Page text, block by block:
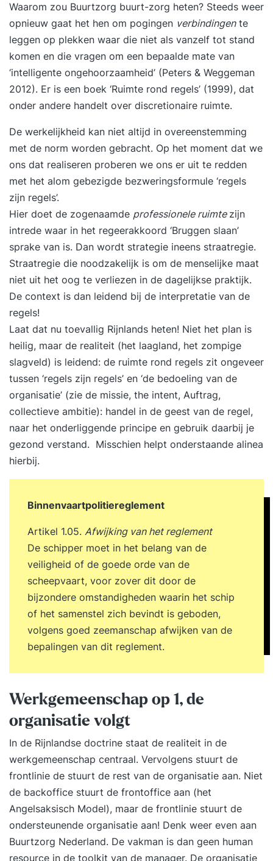
Waarom zou Buurtzorg buurt-zorg heten? Steeds weer
opnieuw gaat het hen om pogingen verbindingente
leggen op plekken waar die niet als vanzelf tot stand
komen en die vragen om een bepaalde mate van
‘intelligente ongehoorzaamheid’ (Peters & Weggeman
2012). Er is een boek ‘Ruimte rond regels’ (1999), dat
onder andere handelt over discretionaire ruimte.
De werkelijkheid kan niet altijd in overeenstemming
met de norm worden gebracht. Op het moment dat we
ons dat realiseren proberen we ons er uit te redden
met het alom gebezigde bezweringsformule ‘regels
zijn regels’.
Hier doet de zogenaamde professionele ruimte zijn
intrede waar in het regeerakkoord ‘Bruggen slaan’
sprake van is. Dan wordt strategie ineens straatregie.
Straatregie die noodzakelijk is om de menselijke maat
niet uit het oog te verliezen in de dagelijkse praktijk.
De context is dan leidend bij de interpretatie van de
regels!
Laat dat nu toevallig Rijnlands heten! Niet het plan is
heilig, maar de realiteit (het laagland, het zompige
slagveld) is leidend: de ruimte rond regels zit ongeveer
tussen ‘regels zijn regels’ en ‘de bedoeling van de
organisatie’ (zie de missie, the intent, Auftrag,
collectieve ambitie): handel in de geest van de regel,
naar het onderliggende principe en gebruik daarbij je
gezond verstand. Misschien helpt onderstaande alinea
hierbij.
Binnenvaartpolitiereglement
Artikel 1.05. Afwijking van het reglement
De schipper moet in het belang van de
veiligheid of de goede orde van de
scheepvaart, voor zover dit door de
bijzondere omstandigheden waarin het schip
of het samenstel zich bevindt is geboden,
volgens goed zeemanschap afwijken van de
bepalingen van dit reglement.
Werkgemeenschap op 1, de
organisatie volgt
In de Rijnlandse doctrine staat de realiteit in de
werkgemeenschap centraal. Vervolgens stuurt de
frontlinie de stuurt de rest van de organisatie aan. Niet
de backoffice stuurt de frontoffice aan (het
Angelsaksisch Model), maar de frontlinie stuurt de
ondersteunende organisatie aan! Denk weer even aan
Buurtzorg Nederland. De vakman is dan geen human
resource in de toolkit van de manager. De organisatie